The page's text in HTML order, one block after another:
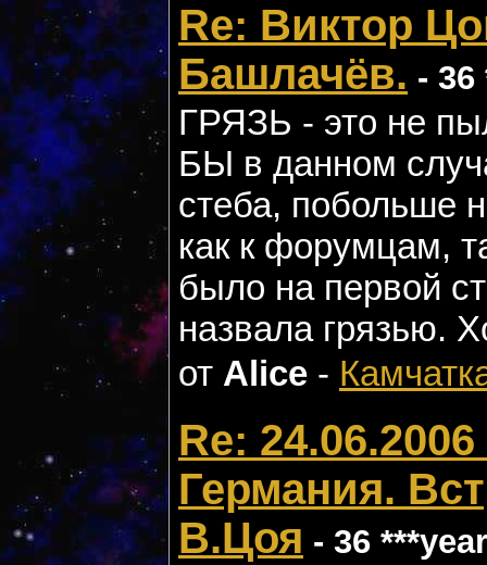
Re: Виктор
Башлачёв. - 36
ГРЯЗЬ - это не
БЫ в данном
стеба, побольше
как к форумцам,
было на первой
назвала грязью.
от Alice -
Re:
Германия.
В.Цоя - 36